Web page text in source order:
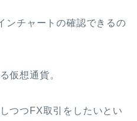
ンチャートの確認できるの
仮想通貨。
つつFX取引をしたいとい